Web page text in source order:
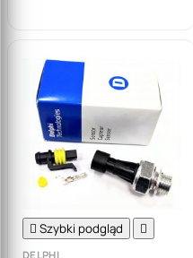
 Szybki podgląd 
DELPHI